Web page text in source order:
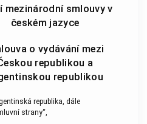
mezinárodní smlouvy v
českém jazyce
o vydávání mezi
republikou a
republikou
republika, dále
strany“,